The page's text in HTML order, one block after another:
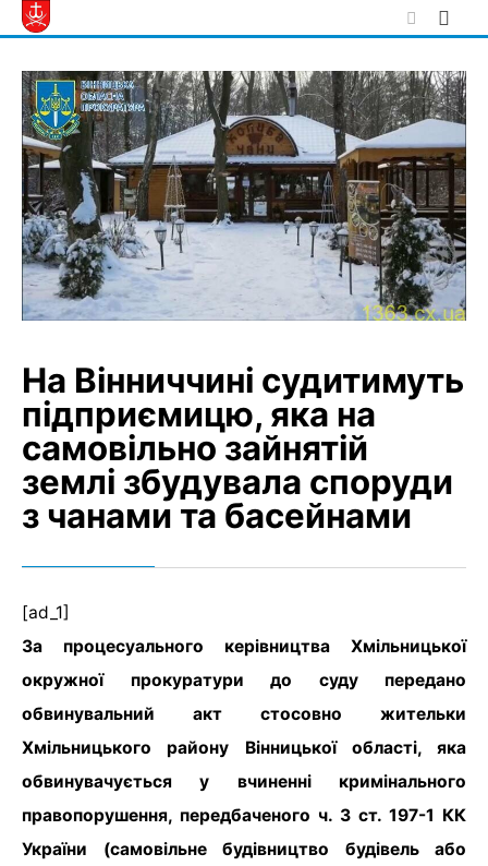
Skip
to
На Вінниччині судитимуть
підприємицю, яка на
самовільно зайнятій
землі збудувала споруди
з чанами та басейнами
[ad_1]
За процесуального керівництва Хмільницької
окружної прокуратури до суду передано
обвинувальний акт стосовно жительки
Хмільницького району Вінницької області, яка
обвинувачується у вчиненні кримінального
правопорушення, передбаченого ч. 3 ст. 197-1 КК
України (самовільне будівництво будівель або